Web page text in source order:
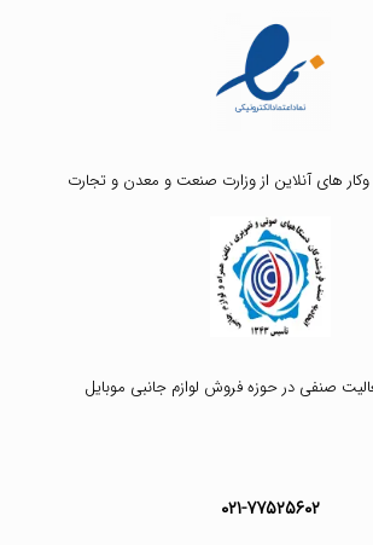
های آنلاین از وزارت صنعت و معدن و تجارت
صنفی در حوزه فروش لوازم جانبی موبایل
۰۲۱-۷۷۵۲۵۶۰۲